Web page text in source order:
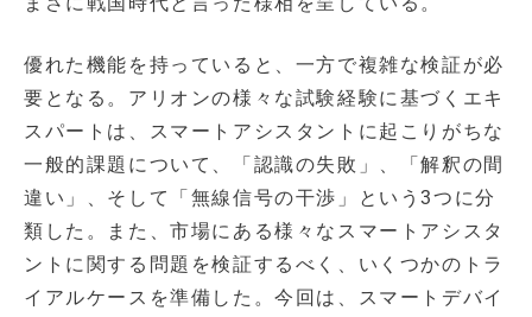
優れた機能を持っていると、一方で複雑な検証が必
要となる。アリオンの様々な試験経験に基づくエキ
スパートは、スマートアシスタントに起こりがちな
一般的課題について、「認識の失敗」、「解釈の間
違い」、そして「無線信号の干渉」という3つに分
類した。また、市場にある様々なスマートアシスタ
ントに関する問題を検証するべく、いくつかのトラ
イアルケースを準備した。今回は、スマートデバイ